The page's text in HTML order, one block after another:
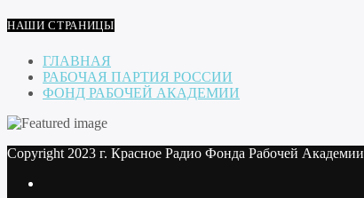
НАШИ СТРАНИЦЫ
ГЛАВНАЯ
РАБОЧАЯ ПАРТИЯ РОССИИ
ФОНД РАБОЧЕЙ АКАДЕМИИ
Copyright 2023 г. Красное Радио Фонда Рабочей Академии